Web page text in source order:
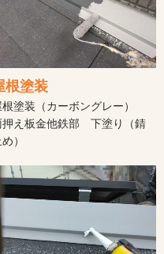
根塗装
根塗装（カーボングレー）
押え板金他鉄部 下塗り（錆
）